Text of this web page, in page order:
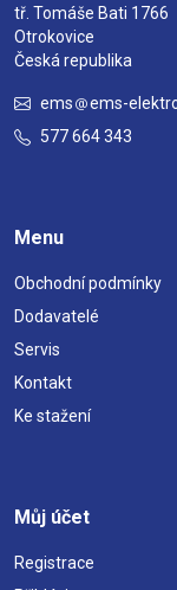
tř. Tomáše Bati 1766
Otrokovice
Česká republika
ems
ems-
577 664 343
Menu
Obchodní podmínky
Dodavatelé
Servis
Kontakt
Ke stažení
Můj účet
Registrace